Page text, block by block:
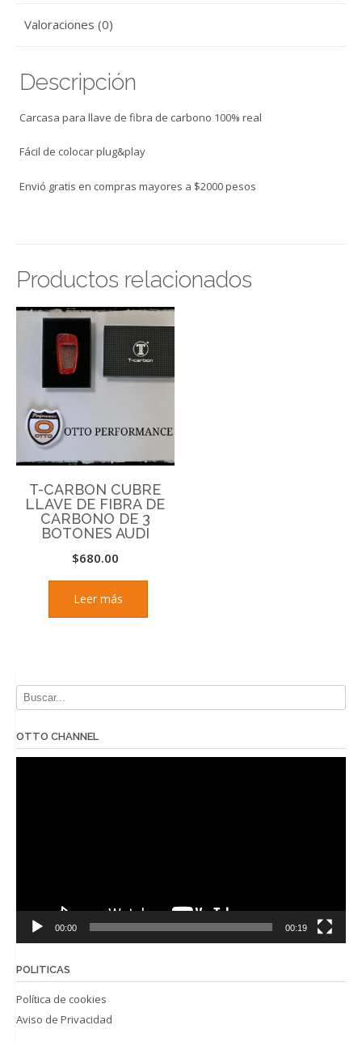
AUDI
Valoraciones (0)
Descripción
Carcasa para llave de fibra de carbono 100% real
Fácil de colocar plug&play
Envió gratis en compras mayores a $2000 pesos
Productos relacionados
T-CARBON CUBRE
LLAVE DE FIBRA DE
CARBONO DE 3
BOTONES AUDI
$680.00
Leer más
OTTO CHANNEL
00:00 00:19
POLITICAS
Política de cookies
Aviso de Privacidad